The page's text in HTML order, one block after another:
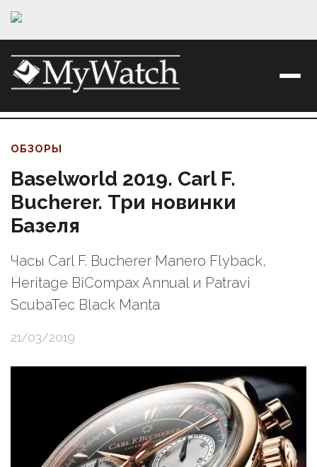
ОБЗОРЫ
Baselworld 2019. Carl F.
Bucherer. Три новинки
Базеля
Часы Carl F. Bucherer Manero Flyback,
Heritage BiCompax Annual и Patravi
ScubaTec Black Manta
21/03/2019